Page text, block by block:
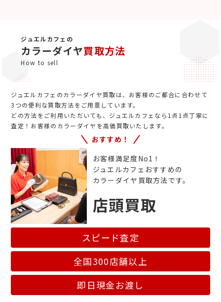
ジュエルカフェの
カラーダイヤ買取方法
How to sell
ジュエルカフェのカラーダイヤ買取は、お客様のご都合に合わせて
3つの便利な買取方法をご用意しています。
どの方法をご利用いただいても、ジュエルカフェなら1点1点丁寧に
査定！お客様のカラーダイヤを高価買取いたします。
おすすめ！
お客様満足度No1！
ジュエルカフェおすすめの
カラーダイヤ買取方法です。
店頭買取
スピード査定
全国300店舗以上
即日現金お渡し